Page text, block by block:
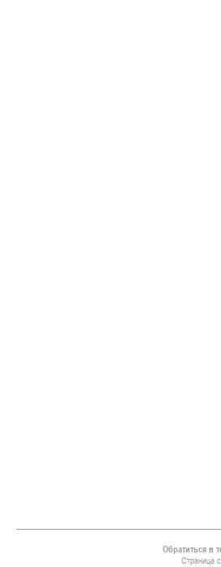
Обратиться в
Страница